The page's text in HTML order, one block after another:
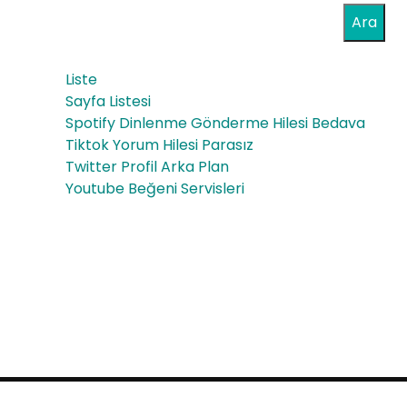
Kat
kıla
rı
cha
sed
Inst
Ara
Liste
Sayfa Listesi
Spotify Dinlenme Gönderme Hilesi Bedava
Tiktok Yorum Hilesi Parasız
Twitter Profil Arka Plan
Youtube Beğeni Servisleri